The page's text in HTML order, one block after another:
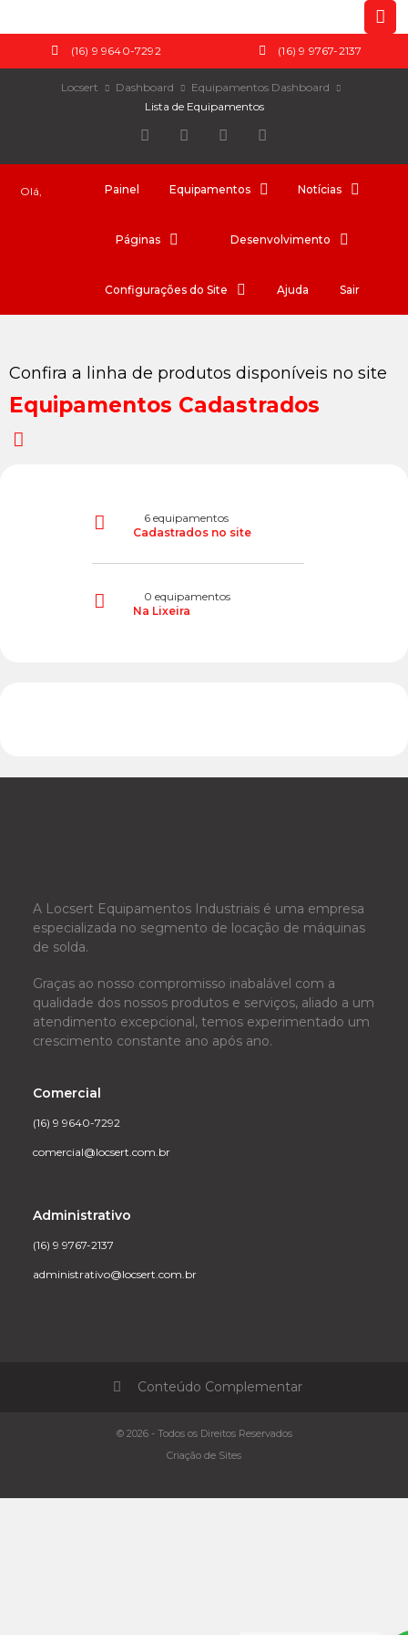
(16) 9 9640-7292 (16) 9 9767-2137
Locsert Dashboard
Equipamentos Dashboard
Lista de Equipamentos
Olá, Painel Equipamentos Notícias
Páginas Desenvolvimento
Configurações do Site Ajuda Sair
Confira a linha de produtos disponíveis no site
Equipamentos Cadastrados
6 equipamentos
Cadastrados no site
0 equipamentos
Na Lixeira
A Locsert Equipamentos Industriais é uma empresa
especializada no segmento de locação de máquinas
de solda.
Graças ao nosso compromisso inabalável com a
qualidade dos nossos produtos e serviços, aliado a um
atendimento excepcional, temos experimentado um
crescimento constante ano após ano.
Comercial
(16) 9 9640-7292
comercial@locsert.com.br
Administrativo
(16) 9 9767-2137
administrativo@locsert.com.br
Conteúdo Complementar
Alugar Alimentador de Arame
© 2026 - Todos os Direitos Reservados
Criação de Sites